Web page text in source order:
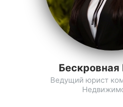
Бескровная
Ведущий юрист